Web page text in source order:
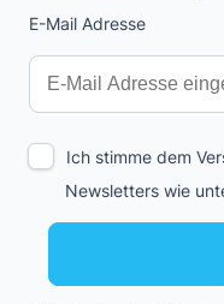
E-Mail Adresse
Interests
Amount
Ich stimme dem
Newsletters wie